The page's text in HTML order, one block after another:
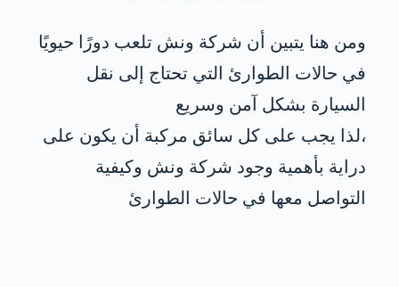
ومن هنا يتبين أن شركة ونش تلعب دورًا حيويًا
في حالات الطوارئ التي تحتاج إلى نقل
السيارة بشكل آمن وسريع
،لذا يجب على كل سائق مركبة أن يكون على
دراية بأهمية وجود شركة ونش وكيفية
التواصل معها في حالات الطوارئ